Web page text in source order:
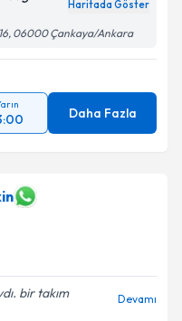
Haritada Göster
06000 Çankaya/Ankara
Daha Fazla
bir takım
Devamı